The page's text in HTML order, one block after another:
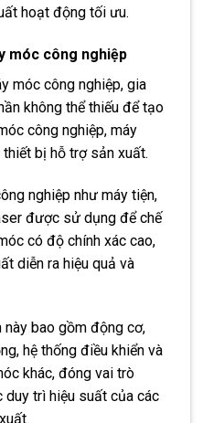
hoạt động tối ưu.
móc công nghiệp
móc công nghiệp, gia
không thể thiếu để tạo
công nghiệp, máy
bị hỗ trợ sản xuất.
nghiệp như máy tiện,
được sử dụng để chế
có độ chính xác cao,
diễn ra hiệu quả và
bao gồm động cơ,
hệ thống điều khiển và
khác, đóng vai trò
duy trì hiệu suất của các